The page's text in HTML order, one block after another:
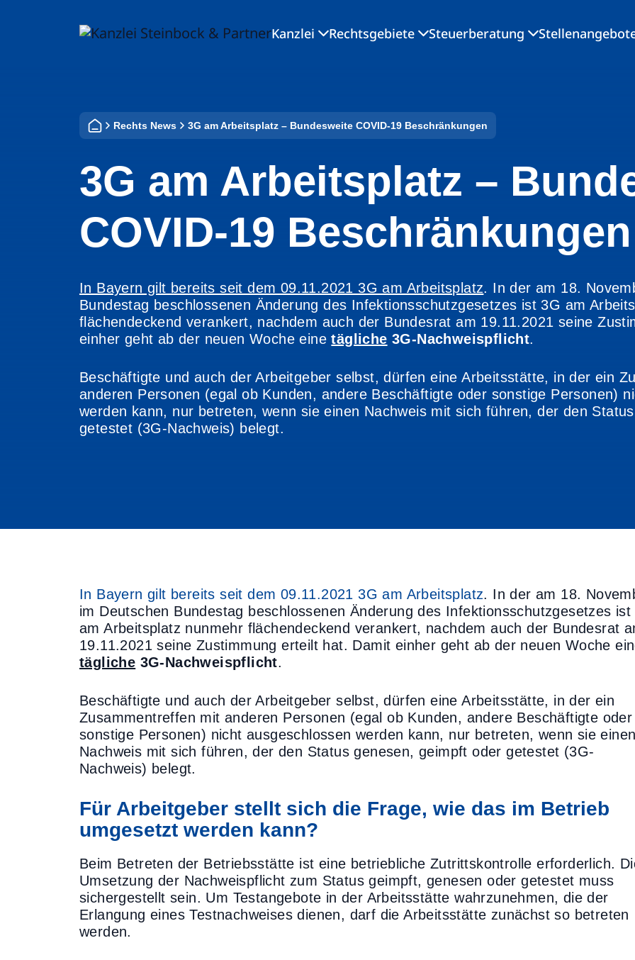
Kanzlei Rechtsgebiete Steuerberatung
Rechts News 3G am Arbeitsplatz – Bundesweite COVID-19 Beschränkungen
3G am Arbeitsplatz –
COVID-19 Beschränkungen
In Bayern gilt bereits seit dem 09.11.2021 3G am Arbeitsplatz. In der am 18.
Bundestag beschlossenen Änderung des Infektionsschutzgesetzes ist 3G am
flächendeckend verankert, nachdem auch der Bundesrat am 19.11.2021 seine
einher geht ab der neuen Woche einetägliche 3G-Nachweispflicht.
Beschäftigte und auch der Arbeitgeber selbst, dürfen eine Arbeitsstätte, in der ein
anderen Personen (egal ob Kunden, andere Beschäftigte oder sonstige Personen)
werden kann, nur betreten, wenn sie einen Nachweis mit sich führen, der den
getestet (3G-Nachweis) belegt.
In Bayern gilt bereits seit dem 09.11.2021 3G am Arbeitsplatz. In der am 18.
im Deutschen Bundestag beschlossenen Änderung des Infektionsschutzgesetzes ist
am Arbeitsplatz nunmehr flächendeckend verankert, nachdem auch der Bundesrat
19.11.2021 seine Zustimmung erteilt hat. Damit einher geht ab der neuen Woche
tägliche 3G-Nachweispflicht.
Beschäftigte und auch der Arbeitgeber selbst, dürfen eine Arbeitsstätte, in der ein
Zusammentreffen mit anderen Personen (egal ob Kunden, andere Beschäftigte oder
sonstige Personen) nicht ausgeschlossen werden kann, nur betreten, wenn sie einen
Nachweis mit sich führen, der den Status genesen, geimpft oder getestet (3G-
Nachweis) belegt.
Für Arbeitgeber stellt sich die Frage, wie das im Betrieb
umgesetzt werden kann?
Beim Betreten der Betriebsstätte ist eine betriebliche Zutrittskontrolle erforderlich.
Umsetzung der Nachweispflicht zum Status geimpft, genesen oder getestet muss
sichergestellt sein. Um Testangebote in der Arbeitsstätte wahrzunehmen, die der
Erlangung eines Testnachweises dienen, darf die Arbeitsstätte zunächst so betreten
werden.